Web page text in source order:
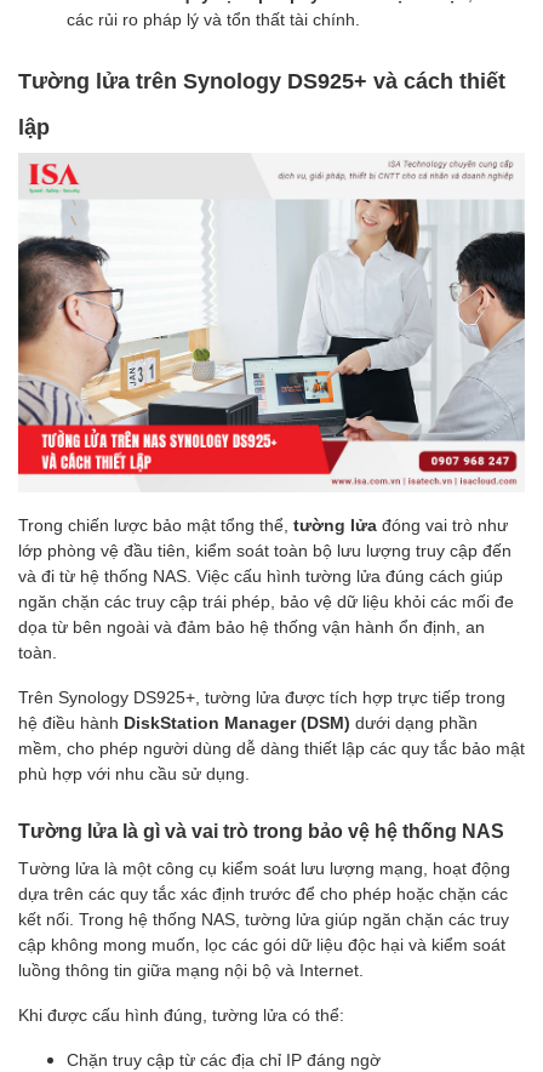
các rủi ro pháp lý và tổn thất tài chính.
Tường lửa trên Synology DS925+ và cách thiết
lập
Trong chiến lược bảo mật tổng thể, tường lửa đóng vai trò như
lớp phòng vệ đầu tiên, kiểm soát toàn bộ lưu lượng truy cập đến
và đi từ hệ thống NAS. Việc cấu hình tường lửa đúng cách giúp
ngăn chặn các truy cập trái phép, bảo vệ dữ liệu khỏi các mối đe
dọa từ bên ngoài và đảm bảo hệ thống vận hành ổn định, an
toàn.
Trên Synology DS925+, tường lửa được tích hợp trực tiếp trong
hệ điều hành DiskStation Manager (DSM) dưới dạng phần
mềm, cho phép người dùng dễ dàng thiết lập các quy tắc bảo mật
phù hợp với nhu cầu sử dụng.
Tường lửa là gì và vai trò trong bảo vệ hệ thống NAS
Tường lửa là một công cụ kiểm soát lưu lượng mạng, hoạt động
dựa trên các quy tắc xác định trước để cho phép hoặc chặn các
kết nối. Trong hệ thống NAS, tường lửa giúp ngăn chặn các truy
cập không mong muốn, lọc các gói dữ liệu độc hại và kiểm soát
luồng thông tin giữa mạng nội bộ và Internet.
Khi được cấu hình đúng, tường lửa có thể:
Chặn truy cập từ các địa chỉ IP đáng ngờ